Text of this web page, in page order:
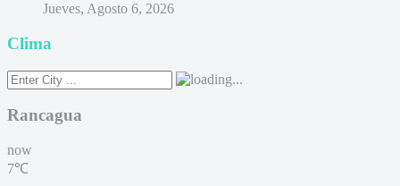
Jueves, Agosto 6, 2026
Clima
Rancagua
now
7℃